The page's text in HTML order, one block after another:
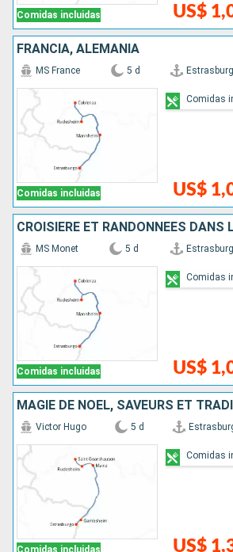
Comidas incluidas US$
FRANCIA, ALEMANIA
Comidas incluidas
MS France 5 d
US$
Comidas
Comidas incluidas
MS Monet 5 d
US$
Comidas
Victor Hugo 5 d
US$
Comidas